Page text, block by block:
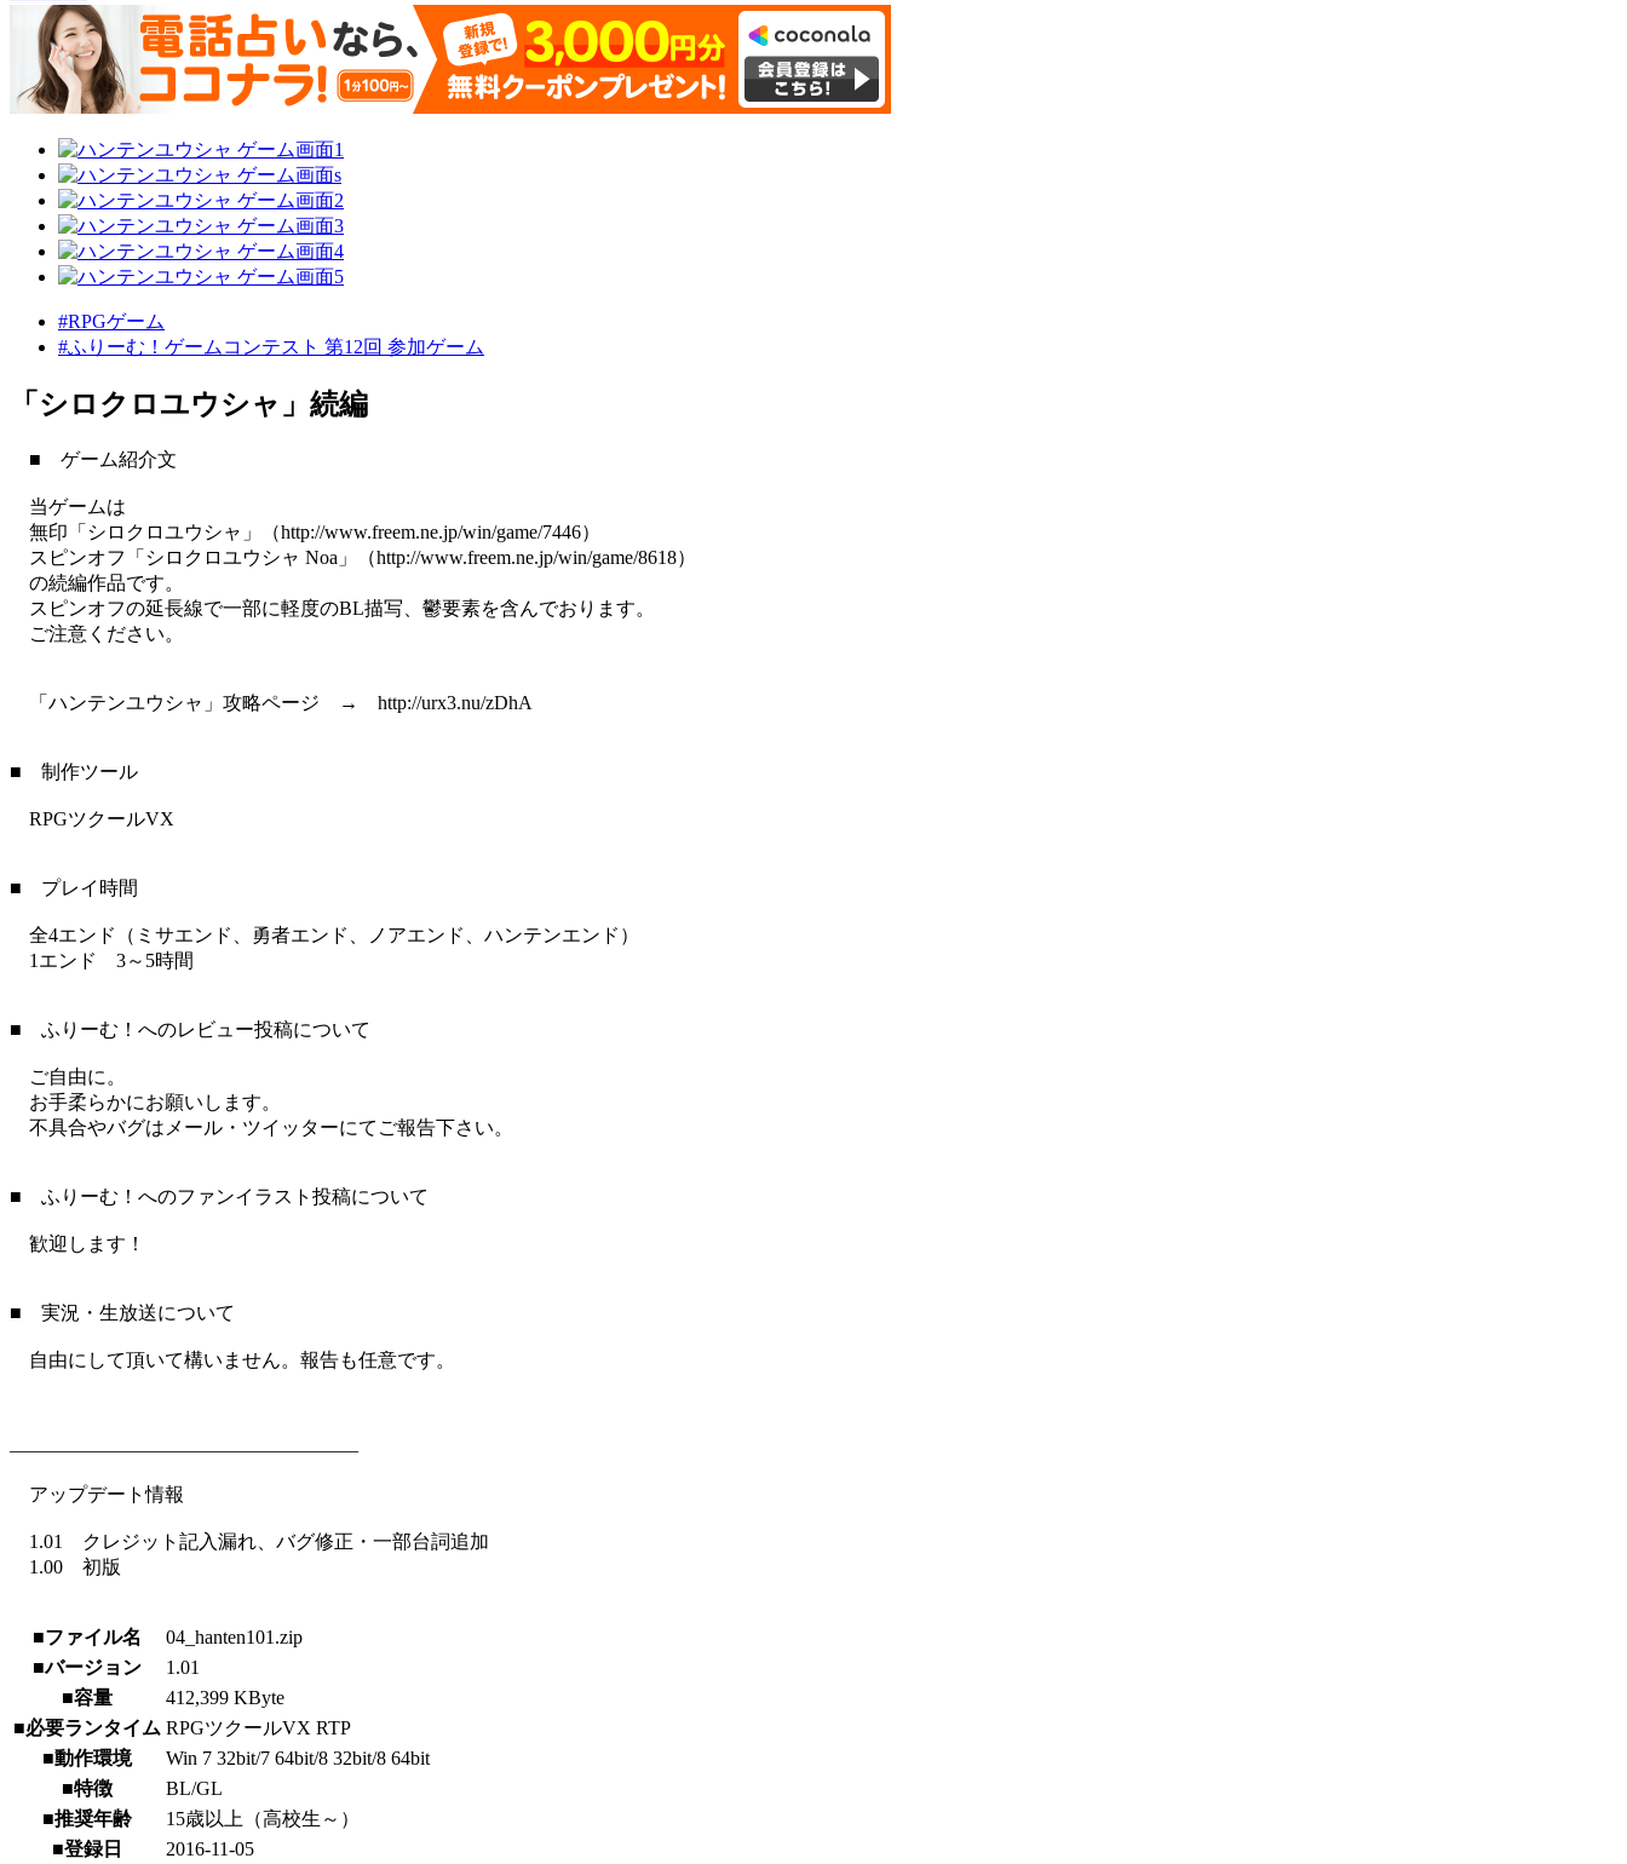
#RPGゲーム
#ふりーむ！ゲームコンテスト 第12回 参加ゲーム
「シロクロユウシャ」続編
■ ゲーム紹介文
当ゲームは
無印「シロクロユウシャ」（http://www.freem.ne.jp/win/game/7446）
スピンオフ「シロクロユウシャ Noa」（http://www.freem.ne.jp/win/game/8618）
の続編作品です。
スピンオフの延長線で一部に軽度のBL描写、鬱要素を含んでおります。
ご注意ください。
「ハンテンユウシャ」攻略ページ → http://urx3.nu/zDhA
■ 制作ツール
RPGツクールVX
■ プレイ時間
全4エンド（ミサエンド、勇者エンド、ノアエンド、ハンテンエンド）
1エンド 3～5時間
■ ふりーむ！へのレビュー投稿について
ご自由に。
お手柔らかにお願いします。
不具合やバグはメール・ツイッターにてご報告下さい。
■ ふりーむ！へのファンイラスト投稿について
歓迎します！
■ 実況・生放送について
自由にして頂いて構いません。報告も任意です。
――――――――――――――――――
アップデート情報
1.01 クレジット記入漏れ、バグ修正・一部台詞追加
1.00 初版
■ファイル名
04_hanten101.zip
■バージョン
1.01
■容量
412,399 KByte
■必要ランタイム RPGツクールVX RTP
■動作環境
Win 7 32bit/7 64bit/8 32bit/8 64bit
■特徴
BL/GL
■推奨年齢
15歳以上（高校生～）
■登録日
2016-11-05